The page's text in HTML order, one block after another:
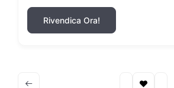
Rivendica Ora!